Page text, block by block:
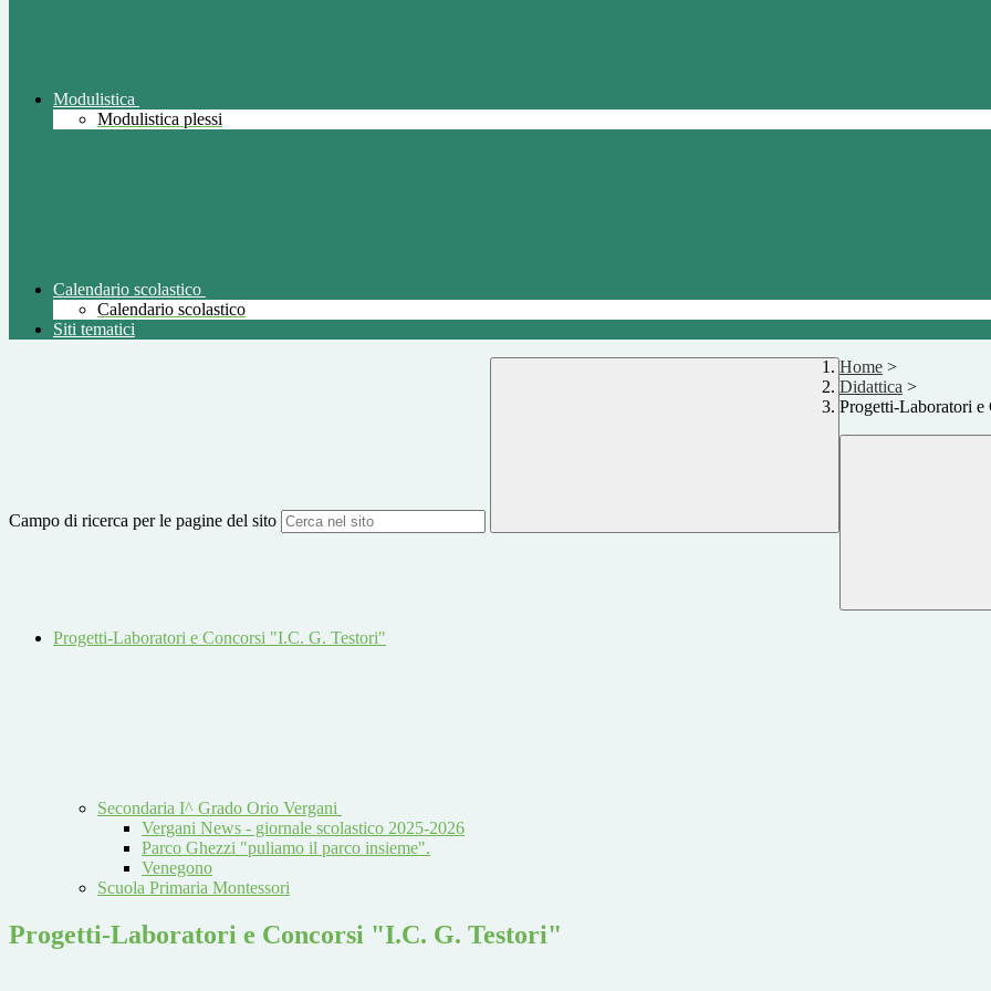
Modulistica
Modulistica plessi
Calendario scolastico
Calendario scolastico
Siti tematici
Campo di ricerca per le pagine del sito
Home >
Didattica >
Progetti-Laboratori
Progetti-Laboratori e Concorsi "I.C. G. Testori"
Secondaria I^ Grado Orio Vergani
Vergani News - giornale scolastico 2025-2026
Parco Ghezzi "puliamo il parco insieme".
Venegono
Scuola Primaria Montessori
Progetti-Laboratori e Concorsi "I.C. G. Testori"